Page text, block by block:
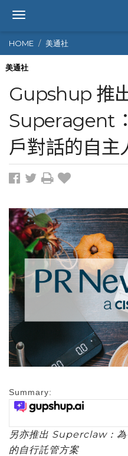
T
g
g
l
n
a
v
i
g
a
t
HOME 美通社
美通社
Gupshup 推
Superagent
戶對話的自主
Summary:
另亦推出 Superclaw：為
的自行託管方案